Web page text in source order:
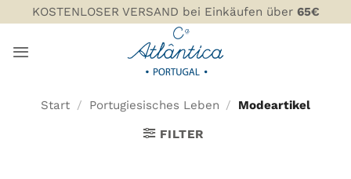
Inhalt
springen
KOSTENLOSER VERSAND bei Einkäufen über 65€
Start / Portugiesisches Leben / Modeartikel
FILTER